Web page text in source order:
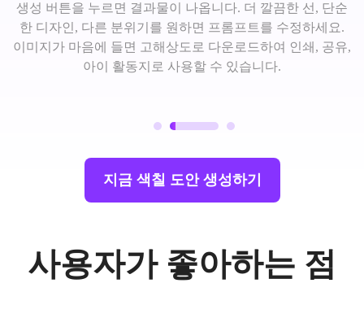
생성 버튼을 누르면 결과물이 나옵니다. 더 깔끔한 선, 단순
한 디자인, 다른 분위기를 원하면 프롬프트를 수정하세요.
이미지가 마음에 들면 고해상도로 다운로드하여 인쇄, 공유,
아이 활동지로 사용할 수 있습니다.
지금 색칠 도안 생성하기
사용자가 좋아하는 점